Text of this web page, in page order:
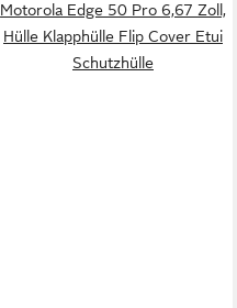
Motorola Edge 50 Pro 6,67 Zoll,
Hülle Klapphülle Flip Cover Etui
Schutzhülle